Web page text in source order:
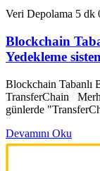
Veri Depolama 5 dk
Blockchain
Yedekleme
Blockchain Tabanlı
TransferChain
günlerde
Devamını Oku